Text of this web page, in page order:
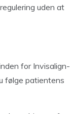
uden at
for Invisalign-
følge patientens